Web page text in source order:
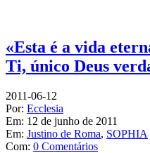
«Esta é a vida
Ti, único Deus
2011-06-12
Por: Ecclesia
Em: 12 de junho de 2011
Em: Justino de Roma, SOPHIA
Com: 0 Comentários